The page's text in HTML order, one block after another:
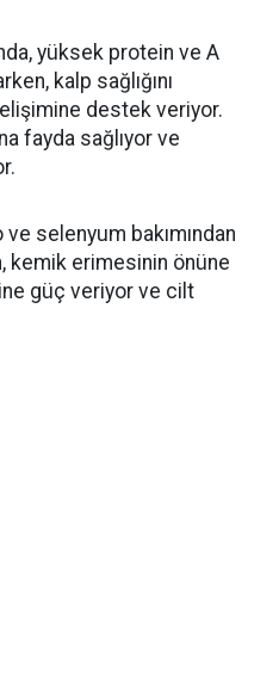
yüksek protein ve A
kalp sağlığını
destek veriyor.
fayda sağlıyor ve
selenyum bakımından
kemik erimesinin önüne
güç veriyor ve cilt